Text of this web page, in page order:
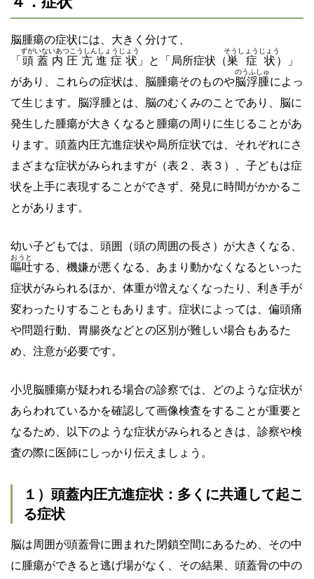
脳腫瘍の症状には、大きく分けて、
「 頭蓋内圧亢進症状
ずがいないあつこうしんしょうじょう
」と「局所症状（巣症状
そうしょうじょう
）」
があり、これらの症状は、脳腫瘍そのものや脳浮腫
のうふしゅ
によっ
て生じます。脳浮腫とは、脳のむくみのことであり、脳に
発生した腫瘍が大きくなると腫瘍の周りに生じることがあ
ります。頭蓋内圧亢進症状や局所症状では、それぞれにさ
まざまな症状がみられますが（表２、表３）、子どもは症
状を上手に表現することができず、発見に時間がかかるこ
とがあります。
幼い子どもでは、頭囲（頭の周囲の長さ）が大きくなる、
嘔吐
おうと
する、機嫌が悪くなる、あまり動かなくなるといった
症状がみられるほか、体重が増えなくなったり、利き手が
変わったりすることもあります。症状によっては、偏頭痛
や問題行動、胃腸炎などとの区別が難しい場合もあるた
め、注意が必要です。
小児脳腫瘍が疑われる場合の診察では、どのような症状が
あらわれているかを確認して画像検査をすることが重要と
なるため、以下のような症状がみられるときは、診察や検
査の際に医師にしっかり伝えましょう。
１）頭蓋内圧亢進症状：多くに共通して起こ
る症状
脳は周囲が頭蓋骨に囲まれた閉鎖空間にあるため、その中
に腫瘍ができると逃げ場がなく、その結果、頭蓋骨の中の